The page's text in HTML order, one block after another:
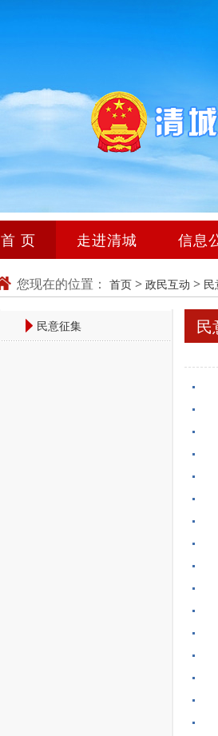
首 页 走进清城 信息
您现在的位置： 首页 > 政民互动 > 民
民意征集 民